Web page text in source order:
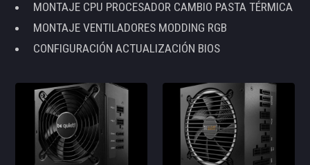
MONTAJE CPU PROCESADOR CAMBIO PASTA TÉRMICA
MONTAJE VENTILADORES MODDING RGB
CONFIGURACIÓN ACTUALIZACIÓN BIOS